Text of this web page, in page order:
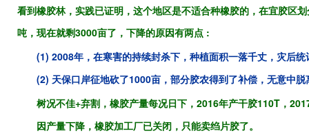
看到橡胶林，实践已证明，这个地区是不适合种橡胶的，在宜胶区
吨，现在就剩3000亩了，下降的原因有两点 :
(1) 2008年，在寒害的持续封杀下，种植面积一落千丈，灾后
(2) 天保口岸征地砍了1000亩，部分胶农得到了补偿，无意中脱
树况不佳+弃割，橡胶产量每况日下，2016年产干胶110T，
因产量下降，橡胶加工厂已关闭，只能卖绉片胶了。